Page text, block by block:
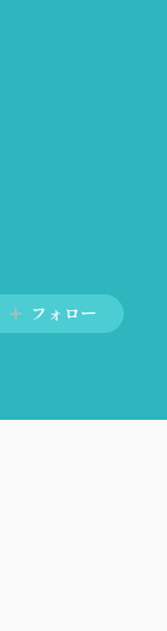
フォロー